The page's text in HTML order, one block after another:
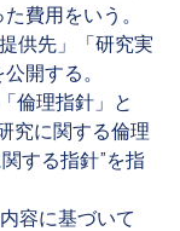
費用をいう。
供先」「研究実
開する。
倫理指針」と
究に関する倫理
する指針”を指
容に基づいて